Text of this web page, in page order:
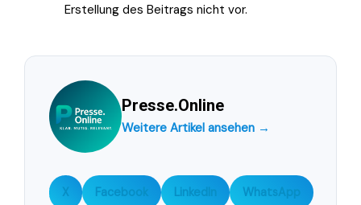
Erstellung des Beitrags nicht vor.
Presse.Online
Weitere Artikel ansehen →
X Facebook LinkedIn WhatsApp